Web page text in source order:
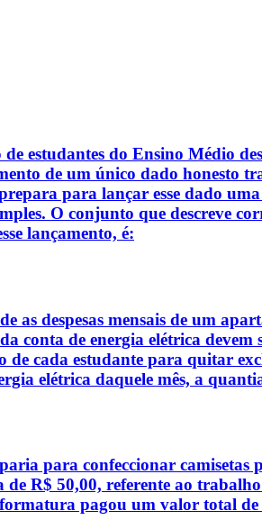
estudantes do Ensino Médio
de um único dado honesto
para lançar esse dado
O conjunto que descreve
lançamento, é:
despesas mensais de um
conta de energia elétrica
cada estudante para quitar
elétrica daquele mês, a
para confeccionar
R$ 50,00, referente ao
pagou um valor total de